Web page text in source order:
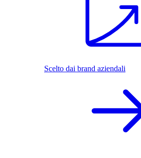
Scelto dai brand aziendali